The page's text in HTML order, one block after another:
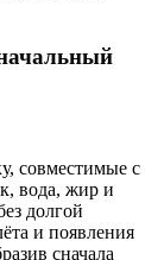
совместимые с
вода, жир и
долгой
и появления
сначала